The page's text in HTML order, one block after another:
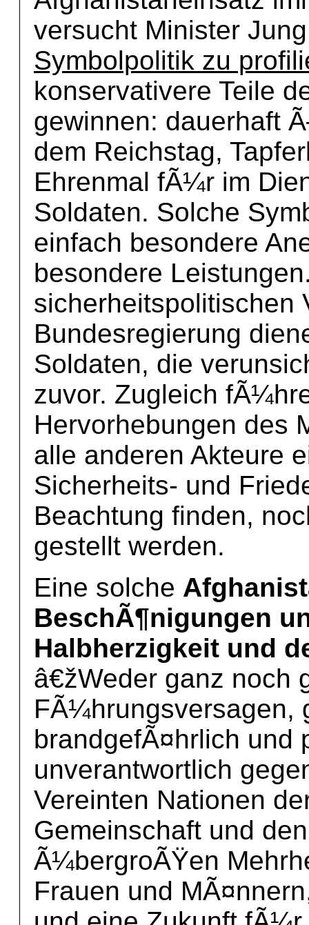
versucht Minister
Symbolpolitik zu
konservativere Teile
gewinnen: dauerhaft
dem Reichstag,
Ehrenmal fÃ¼r im
Soldaten. Solche
einfach besondere
besondere
sicherheitspolitischen
Bundesregierung
Soldaten, die
zuvor. Zugleich
Hervorhebungen des
alle anderen Akteure
Sicherheits- und
Beachtung finden,
gestellt werden.
Eine solche
BeschÃ¶nigungen
Halbherzigkeit und
â€žWeder ganz noch
FÃ¼hrungsversagen,
brandgefÃ¤hrlich und
unverantwortlich
Vereinten Nationen
Gemeinschaft und
Ã¼bergroÃŸen
Frauen und